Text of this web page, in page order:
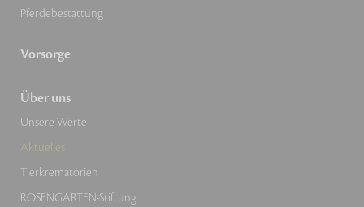
Pferdebestattung
Vorsorge
Über uns
Unsere Werte
Aktuelles
Tierkrematorien
ROSENGARTEN-Stiftung